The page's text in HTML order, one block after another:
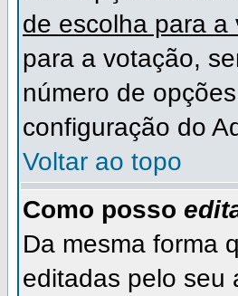
de escolha para a
para a votação,
número de
configuração do
Voltar ao topo
Como posso
Da mesma forma
editadas pelo seu